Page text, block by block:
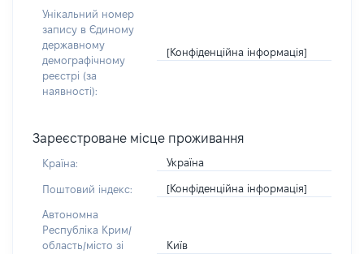
Унікальний номер
запису в Єдиному
державному
демографічному
реєстрі (за
наявності):
[Конфіденційна інформація]
Зареєстроване місце проживання
Країна: Україна
Поштовий індекс: [Конфіденційна інформація]
Автономна
Республіка Крим/
область/місто зі
Київ